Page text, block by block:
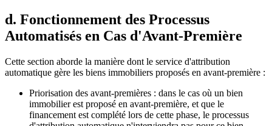
d. Fonctionnement des Processus
Automatisés en Cas d'Avant-Première
Cette section aborde la manière dont le service d'attribution
automatique gère les biens immobiliers proposés en avant-première :
Priorisation des avant-premières : dans le cas où un bien
immobilier est proposé en avant-première, et que le
financement est complété lors de cette phase, le processus